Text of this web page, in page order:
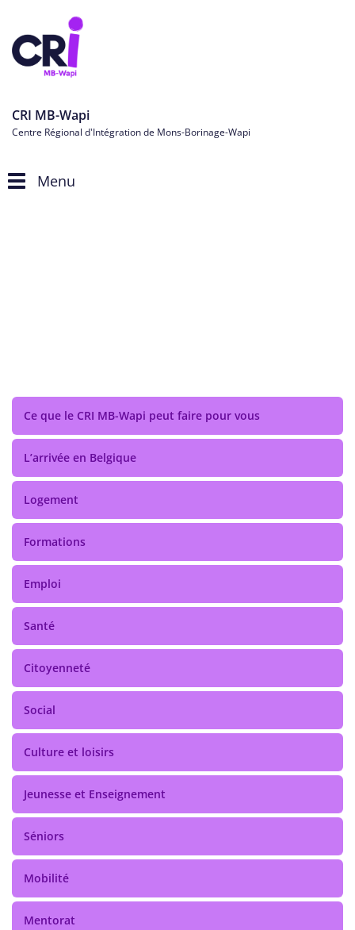
CRI MB-Wapi
Centre Régional d'Intégration de Mons-Borinage-Wapi
ToggleMenu
Ce que le CRI MB-Wapi peut faire pour vous
L’arrivée en Belgique
Logement
Formations
Emploi
Santé
Citoyenneté
Social
Culture et loisirs
Jeunesse et Enseignement
Séniors
Mobilité
Mentorat